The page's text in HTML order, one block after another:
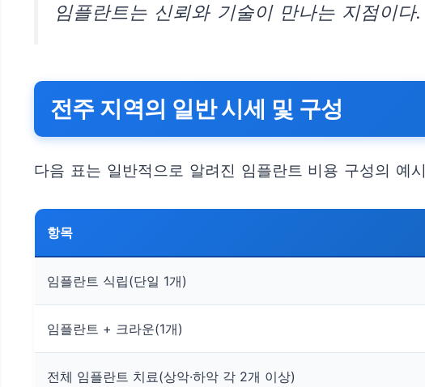
임플란트는 신뢰와 기술이 만나는 지점이다.
전주 지역의 일반 시세 및 구성
다음 표는 일반적으로 알려진 임플란트 비용 구성의 예
항목
임플란트 식립(단일 1개)
임플란트 + 크라운(1개)
전체 임플란트 치료(상악·하악 각 2개 이상)